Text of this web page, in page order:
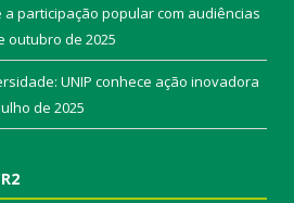
participação popular com audiências
outubro de 2025
UNIP conhece ação inovadora
de 2025